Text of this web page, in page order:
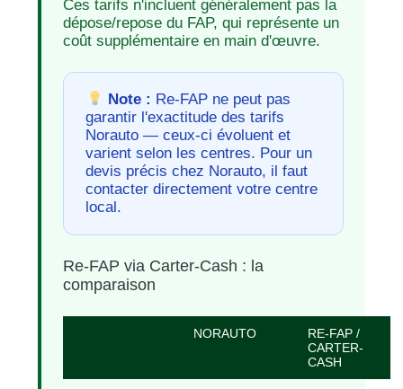
Ces tarifs n'incluent généralement pas la
dépose/repose du FAP, qui représente un
coût supplémentaire en main d'œuvre.
Note : Re-FAP ne peut pas
garantir l'exactitude des tarifs
Norauto — ceux-ci évoluent et
varient selon les centres. Pour un
devis précis chez Norauto, il faut
contacter directement votre centre
local.
Re-FAP via Carter-Cash : la
comparaison
NORAUTO
RE-FAP /
CARTER-
CASH